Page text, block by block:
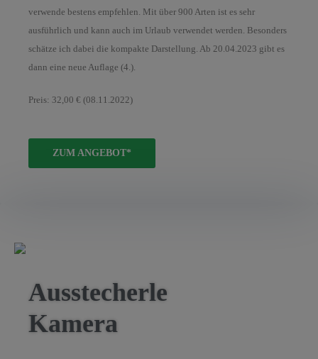
verwende bestens empfehlen. Mit über 900 Arten ist es sehr
ausführlich und kann auch im Urlaub verwendet werden. Besonders
schätze ich dabei die kompakte Darstellung. Ab 20.04.2023 gibt es
dann eine neue Auflage (4.).
Preis: 32,00 € (08.11.2022)
ZUM ANGEBOT*
Ausstecherle
Kamera